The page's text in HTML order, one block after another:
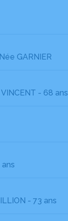
Née GARNIER
- 68 ans
ans
- 73 ans